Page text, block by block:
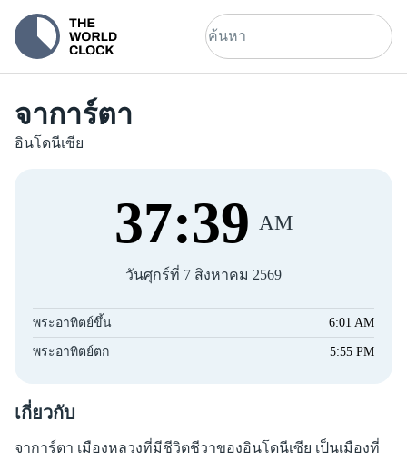
จาการ์ตา
อินโดนีเซีย
37:40 AM
วันศุกร์ที่ 7 สิงหาคม 2569
พระอาทิตย์ขึ้น 6:01 AM
พระอาทิตย์ตก 5:55 PM
เกี่ยวกับ
จาการ์ตา เมืองหลวงที่มีชีวิตชีวาของอินโดนีเซีย เป็นเมืองที่